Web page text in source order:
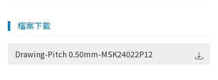
檔案下載
Drawing-Pitch 0.50mm-MSK24022P12